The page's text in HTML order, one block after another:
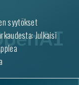
syytökset
Julkaisi